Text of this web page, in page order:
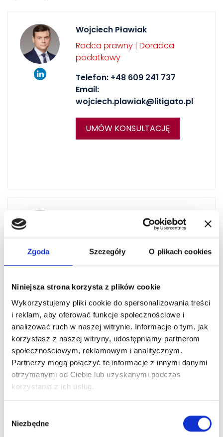
Zgoda Szczegóły O plikach cookies
Niniejsza strona korzysta z plików cookie
Wykorzystujemy pliki cookie do spersonalizowania treści
i reklam, aby oferować funkcje społecznościowe i
analizować ruch w naszej witrynie. Informacje o tym, jak
korzystasz z naszej witryny, udostępniamy partnerom
społecznościowym, reklamowym i analitycznym.
Partnerzy mogą połączyć te informacje z innymi danymi
otrzymanymi od Ciebie lub uzyskanymi podczas
korzystania z ich usług.
zgody
Niezbędne
Wojciech Pławiak
Radca prawny | Doradca
podatkowy
Telefon: +48 609 241 737
Email:
wojciech.plawiak@litigato.pl
UMÓW KONSULTACJĘ
Tomasz Szewczak
Telefon:+48 696 466 469
Email:
UMÓW KONSULTACJĘ
EKSPERCI